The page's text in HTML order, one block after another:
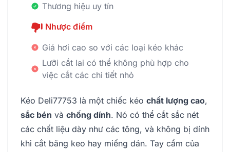
Thương hiệu uy tín
Nhược điểm
Giá hơi cao so với các loại kéo khác
Lưỡi cắt lai có thể không phù hợp cho
việc cắt các chi tiết nhỏ
Kéo Deli77753 là một chiếc kéo chất lượng cao,
sắc bén và chống dính. Nó có thể cắt sắc nét
các chất liệu dày như các tông, và không bị dính
khi cắt băng keo hay miếng dán. Tay cầm của